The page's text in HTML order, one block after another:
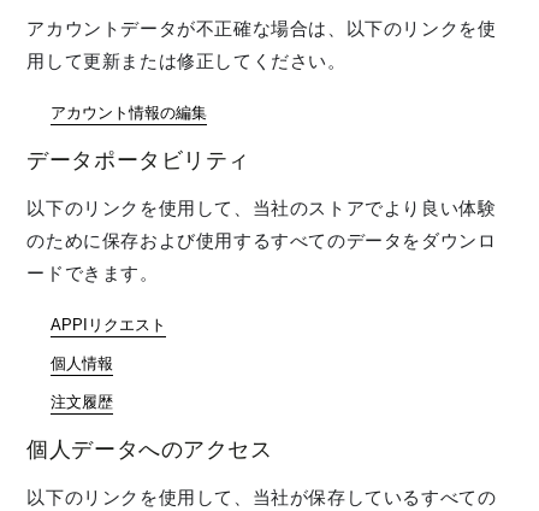
アカウントデータが不正確な場合は、以下のリンクを使
用して更新または修正してください。
アカウント情報の編集
データポータビリティ
以下のリンクを使用して、当社のストアでより良い体験
のために保存および使用するすべてのデータをダウンロ
ードできます。
APPIリクエスト
個人情報
注文履歴
個人データへのアクセス
以下のリンクを使用して、当社が保存しているすべての